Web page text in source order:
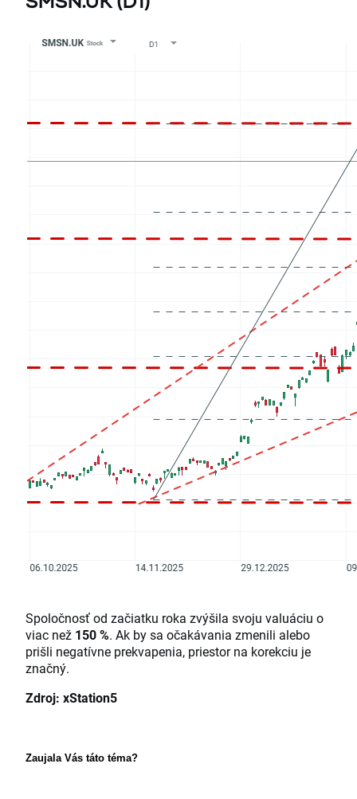
Spoločnosť od začiatku roka zvýšila svoju valuáciu o
viac než 150 %. Ak by sa očakávania zmenili alebo
prišli negatívne prekvapenia, priestor na korekciu je
značný.
Zdroj: xStation5
Zaujala Vás táto téma?